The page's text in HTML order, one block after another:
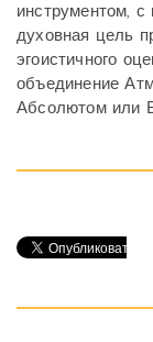
инструментом,
духовная цель
эгоистичного
объединение
Абсолютом или